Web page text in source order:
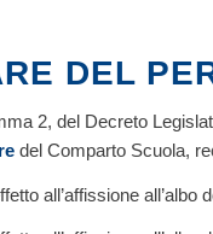
DEL
2, del Decreto
del Comparto Scuola,
all’affissione all’albo